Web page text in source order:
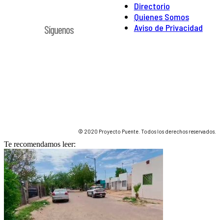
Directorio
Quienes Somos
Aviso de Privacidad
Síguenos
© 2020 Proyecto Puente. Todos los derechos reservados.
Te recomendamos leer: